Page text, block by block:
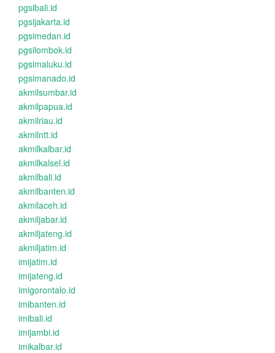
pgsibali.id
pgsijakarta.id
pgsimedan.id
pgsilombok.id
pgsimaluku.id
pgsimanado.id
akmilsumbar.id
akmilpapua.id
akmilriau.id
akmilntt.id
akmilkalbar.id
akmilkalsel.id
akmilbali.id
akmilbanten.id
akmilaceh.id
akmiljabar.id
akmiljateng.id
akmiljatim.id
imijatim.id
imijateng.id
imigorontalo.id
imibanten.id
imibali.id
imijambi.id
imikalbar.id